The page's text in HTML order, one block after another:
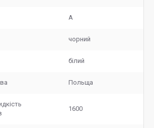
A
чорний
білий
Польща
1600